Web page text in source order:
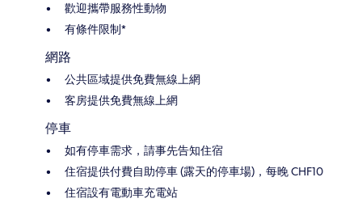
歡迎攜帶服務性動物
有條件限制*
網路
公共區域提供免費無線上網
客房提供免費無線上網
停車
如有停車需求，請事先告知住宿
住宿提供付費自助停車 (露天的停車場)，每晚 CHF10
住宿設有電動車充電站